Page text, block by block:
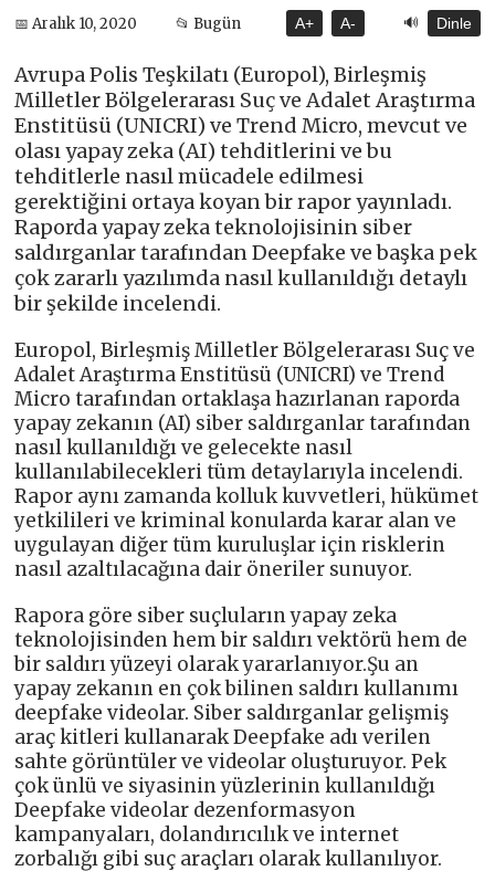
📅 Aralık 10, 2020 📂 Bugün A+ A- 🔊 Dinle
Avrupa Polis Teşkilatı (Europol), Birleşmiş
Milletler Bölgelerarası Suç ve Adalet Araştırma
Enstitüsü (UNICRI) ve Trend Micro, mevcut ve
olası yapay zeka (AI) tehditlerini ve bu
tehditlerle nasıl mücadele edilmesi
gerektiğini ortaya koyan bir rapor yayınladı.
Raporda yapay zeka teknolojisinin siber
saldırganlar tarafından Deepfake ve başka pek
çok zararlı yazılımda nasıl kullanıldığı detaylı
bir şekilde incelendi.
Europol, Birleşmiş Milletler Bölgelerarası Suç ve
Adalet Araştırma Enstitüsü (UNICRI) ve Trend
Micro tarafından ortaklaşa hazırlanan raporda
yapay zekanın (AI) siber saldırganlar tarafından
nasıl kullanıldığı ve gelecekte nasıl
kullanılabilecekleri tüm detaylarıyla incelendi.
Rapor aynı zamanda kolluk kuvvetleri, hükümet
yetkilileri ve kriminal konularda karar alan ve
uygulayan diğer tüm kuruluşlar için risklerin
nasıl azaltılacağına dair öneriler sunuyor.
Rapora göre siber suçluların yapay zeka
teknolojisinden hem bir saldırı vektörü hem de
bir saldırı yüzeyi olarak yararlanıyor.Şu an
yapay zekanın en çok bilinen saldırı kullanımı
deepfake videolar. Siber saldırganlar gelişmiş
araç kitleri kullanarak Deepfake adı verilen
sahte görüntüler ve videolar oluşturuyor. Pek
çok ünlü ve siyasinin yüzlerinin kullanıldığı
Deepfake videolar dezenformasyon
kampanyaları, dolandırıcılık ve internet
zorbalığı gibi suç araçları olarak kullanılıyor.